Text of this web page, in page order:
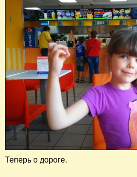
Теперь о дороге.